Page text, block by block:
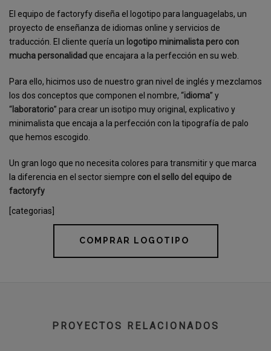
El equipo de factoryfy diseña el logotipo para languagelabs, un
proyecto de enseñanza de idiomas online y servicios de
traducción. El cliente quería un logotipo minimalista pero con
mucha personalidad que encajara a la perfección en su web.
Para ello, hicimos uso de nuestro gran nivel de inglés y mezclamos
los dos conceptos que componen el nombre, “idioma” y
“ laboratorio” para crear un isotipo muy original, explicativo y
minimalista que encaja a la perfección con la tipografía de palo
que hemos escogido.
Un gran logo que no necesita colores para transmitir y que marca
la diferencia en el sector siempre con el sello del equipo de
factoryfy
[categorias]
COMPRAR LOGOTIPO
PROYECTOS RELACIONADOS